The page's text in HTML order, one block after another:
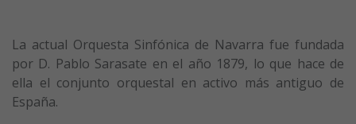
La actual Orquesta Sinfónica de Navarra fue fundada
por D. Pablo Sarasate en el año 1879, lo que hace de
ella el conjunto orquestal en activo más antiguo de
España.